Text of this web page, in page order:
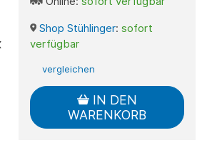
Shop Stühlinger: sofort
verfügbar
vergleichen
IN DEN
WARENKORB